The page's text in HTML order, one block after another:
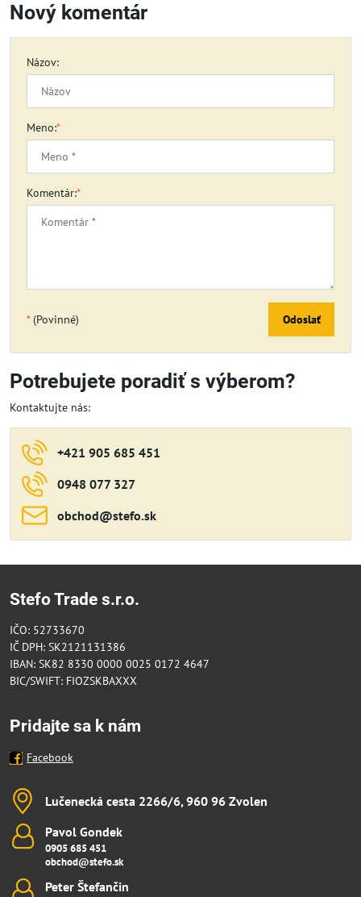
Nový komentár
Názov:
Meno:*
Komentár:*
*(Povinné) Odoslať
Potrebujete poradiť s výberom?
Kontaktujte nás:
+421 905 685 451
0948 077 327
obchod​@stefo​.sk
Stefo Trade s.r.o.
IČO: 52733670
IČ DPH: SK2121131386
IBAN: SK82 8330 0000 0025 0172 4647
BIC/SWIFT: FIOZSKBAXXX
Pridajte sa k nám
Facebook
Lučenecká cesta 2266/6, 960 96 Zvolen
Pavol Gondek
0905 685 451
obchod@stefo.sk
Peter Štefančin